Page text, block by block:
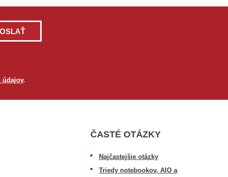
údajov.
ČASTÉ OTÁZKY
Najčastejšie otázky
Triedy notebookov, AIO a